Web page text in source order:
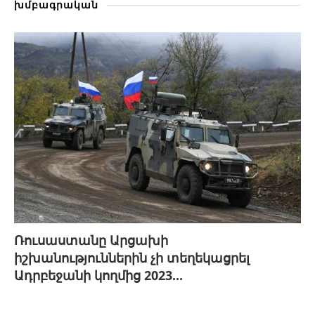
խմբագրական
Ռուսաստանը Արցախի
իշխանություններին չի տեղեկացրել
Ադրբեջանի կողմից 2023...